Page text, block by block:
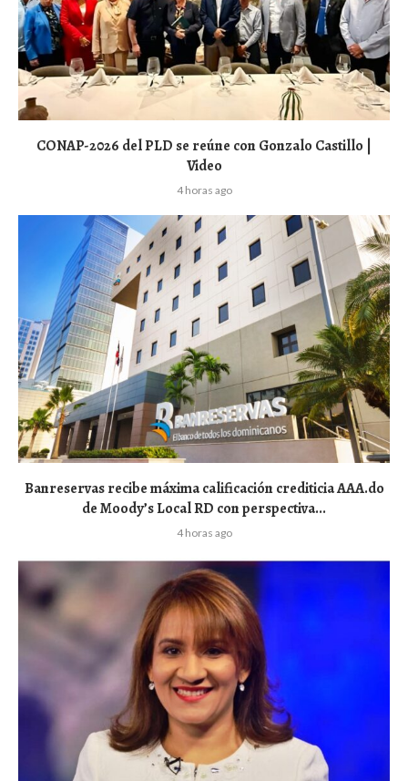
CONAP-2026 del PLD se reúne con Gonzalo Castillo |
Video
4 horas ago
Banreservas recibe máxima calificación crediticia AAA.do
de Moody’s Local RD con perspectiva...
4 horas ago